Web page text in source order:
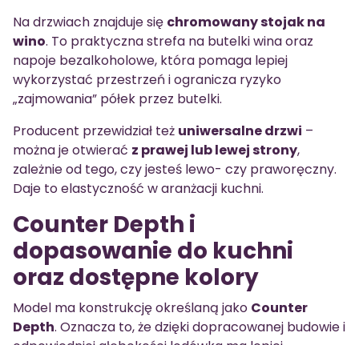
Na drzwiach znajduje się chromowany stojak na
wino. To praktyczna strefa na butelki wina oraz
napoje bezalkoholowe, która pomaga lepiej
wykorzystać przestrzeń i ogranicza ryzyko
„zajmowania” półek przez butelki.
Producent przewidział też uniwersalne drzwi –
można je otwierać z prawej lub lewej strony,
zależnie od tego, czy jesteś lewo- czy praworęczny.
Daje to elastyczność w aranżacji kuchni.
Counter Depth i
dopasowanie do kuchni
oraz dostępne kolory
Model ma konstrukcję określaną jako Counter
Depth. Oznacza to, że dzięki dopracowanej budowie i